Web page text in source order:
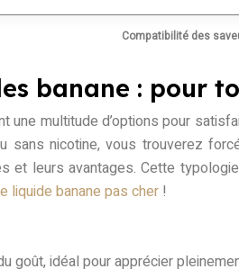
Compatibilité des
banane : pour
multitude d’options pour
sans nicotine, vous trouverez
et leurs avantages. Cette
e liquide banane pas cher !
goût, idéal pour apprécier